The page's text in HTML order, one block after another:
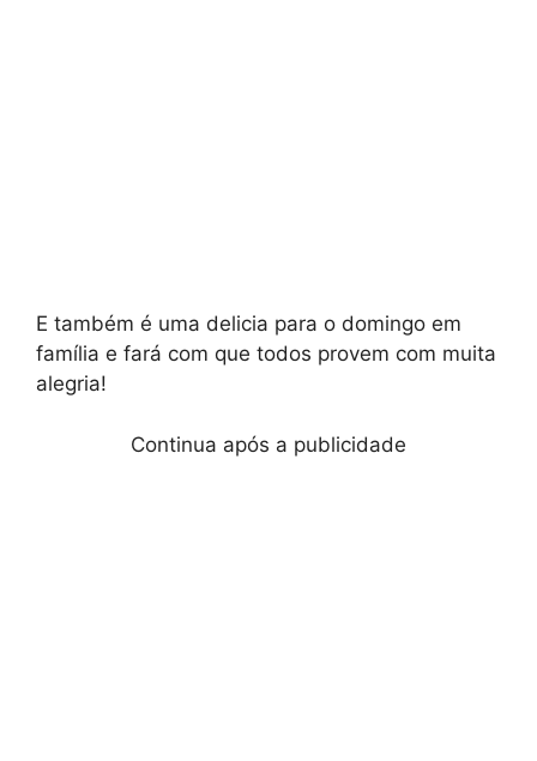
E também é uma delicia para o domingo em
família e fará com que todos provem com muita
alegria!
Continua após a publicidade